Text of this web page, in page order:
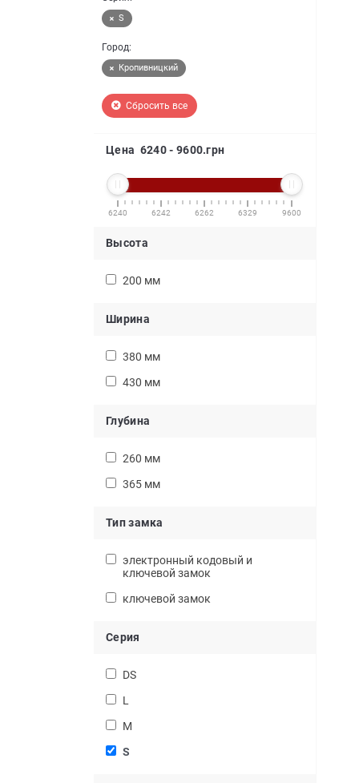
S
Город:
Кропивницкий
Сбросить все
Цена 6240- 9600.грн
6240 6242 6262 6329 9600
Высота
200 мм
Ширина
380 мм
430 мм
Глубина
260 мм
365 мм
Тип замка
электронный кодовый и
ключевой замок
ключевой замок
Серия
DS
L
M
S